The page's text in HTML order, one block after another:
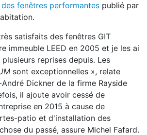
des fenêtres performantes publié par
satisfaits des fenêtres GIT
immeuble LEED en 2005 et je les ai
reprises depuis. Les
sont exceptionnelles », relate
Dickner de la firme Rayside
il ajoute avoir cessé de
en 2015 à cause de
patio et d'installation des
du passé, assure Michel Fafard.